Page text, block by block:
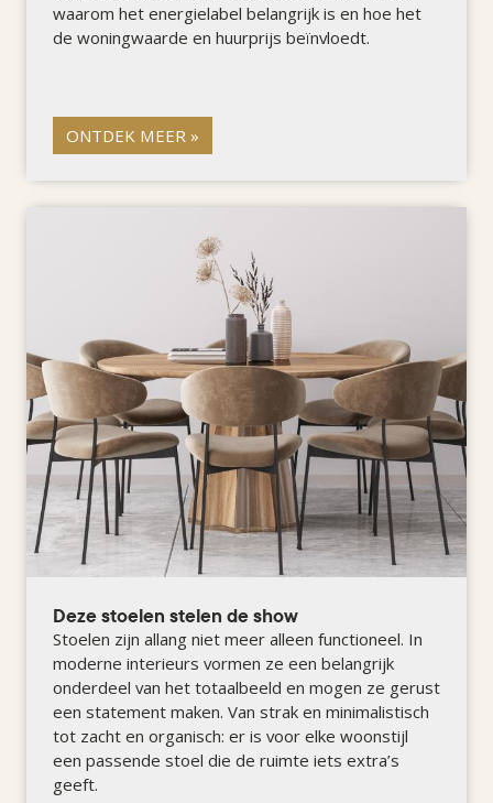
waarom het energielabel belangrijk is en hoe het
de woningwaarde en huurprijs beïnvloedt.
ONTDEK MEER »
Deze stoelen stelen de show
Stoelen zijn allang niet meer alleen functioneel. In
moderne interieurs vormen ze een belangrijk
onderdeel van het totaalbeeld en mogen ze gerust
een statement maken. Van strak en minimalistisch
tot zacht en organisch: er is voor elke woonstijl
een passende stoel die de ruimte iets extra’s
geeft.